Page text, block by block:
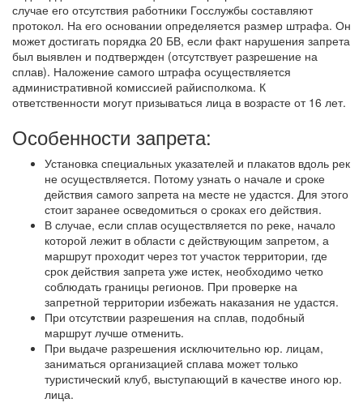
случае его отсутствия работники Госслужбы составляют
протокол. На его основании определяется размер штрафа. Он
может достигать порядка 20 БВ, если факт нарушения запрета
был выявлен и подтвержден (отсутствует разрешение на
сплав). Наложение самого штрафа осуществляется
административной комиссией райисполкома. К
ответственности могут призываться лица в возрасте от 16 лет.
Особенности запрета:
Установка специальных указателей и плакатов вдоль рек
не осуществляется. Потому узнать о начале и сроке
действия самого запрета на месте не удастся. Для этого
стоит заранее осведомиться о сроках его действия.
В случае, если сплав осуществляется по реке, начало
которой лежит в области с действующим запретом, а
маршрут проходит через тот участок территории, где
срок действия запрета уже истек, необходимо четко
соблюдать границы регионов. При проверке на
запретной территории избежать наказания не удастся.
При отсутствии разрешения на сплав, подобный
маршрут лучше отменить.
При выдаче разрешения исключительно юр. лицам,
заниматься организацией сплава может только
туристический клуб, выступающий в качестве иного юр.
лица.